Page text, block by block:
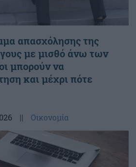
απασχόλησης της
με μισθό άνω των
μπορούν να
και μέχρι πότε
|| Οικονομία